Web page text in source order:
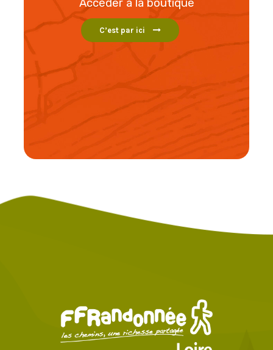
Accéder a la boutique
C’est par ici